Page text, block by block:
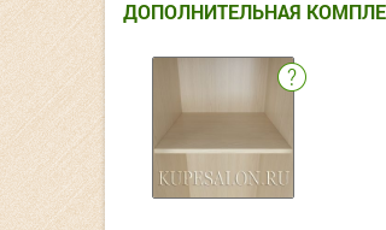
ДОПОЛНИТЕЛЬНАЯ